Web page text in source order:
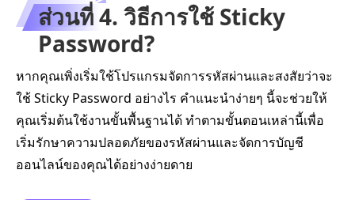
ส่วนที่ 4. วิธีการใช้ Sticky
Password?
หากคุณเพิ่งเริ่มใช้โปรแกรมจัดการรหัสผ่านและสงสัยว่าจะ
ใช้ Sticky Password อย่างไร คำแนะนำง่ายๆ นี้จะช่วยให้
คุณเริ่มต้นใช้งานขั้นพื้นฐานได้ ทำตามขั้นตอนเหล่านี้เพื่อ
เริ่มรักษาความปลอดภัยของรหัสผ่านและจัดการบัญชี
ออนไลน์ของคุณได้อย่างง่ายดาย